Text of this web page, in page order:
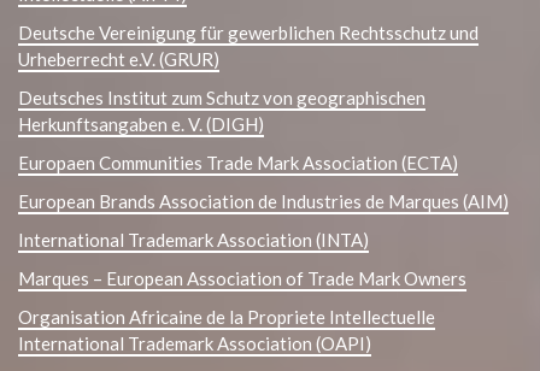
Deutsche Vereinigung für gewerblichen Rechtsschutz und
Urheberrecht e.V. (GRUR)
Deutsches Institut zum Schutz von geographischen
Herkunftsangaben e. V. (DIGH)
Europaen Communities Trade Mark Association (ECTA)
European Brands Association de Industries de Marques (AIM)
International Trademark Association (INTA)
Marques – European Association of Trade Mark Owners
Organisation Africaine de la Propriete Intellectuelle
International Trademark Association (OAPI)